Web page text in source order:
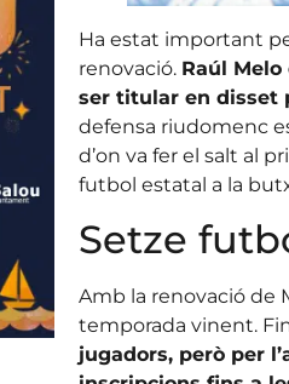
Ha estat important
renovació. Raúl
ser titular en disset
defensa riudomenc
d’on va fer el salt al
futbol estatal a la
Setze
Amb la renovació de
temporada vinent.
jugadors, però per